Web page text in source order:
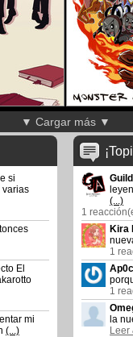
▼ Cargar más ▼
si
varias
El
mi
(...)
(...)
1
Kira
1
1
la
Leer